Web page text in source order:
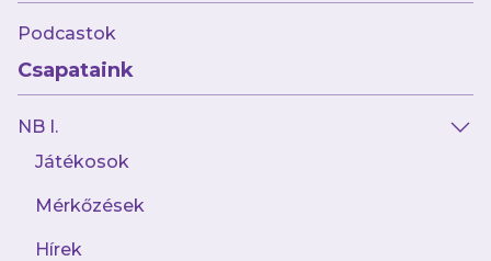
Podcastok
Csapataink
NB I.
Játékosok
Mérkőzések
Hírek
2023.12.28
Január 3-án indul a téli felkészülés